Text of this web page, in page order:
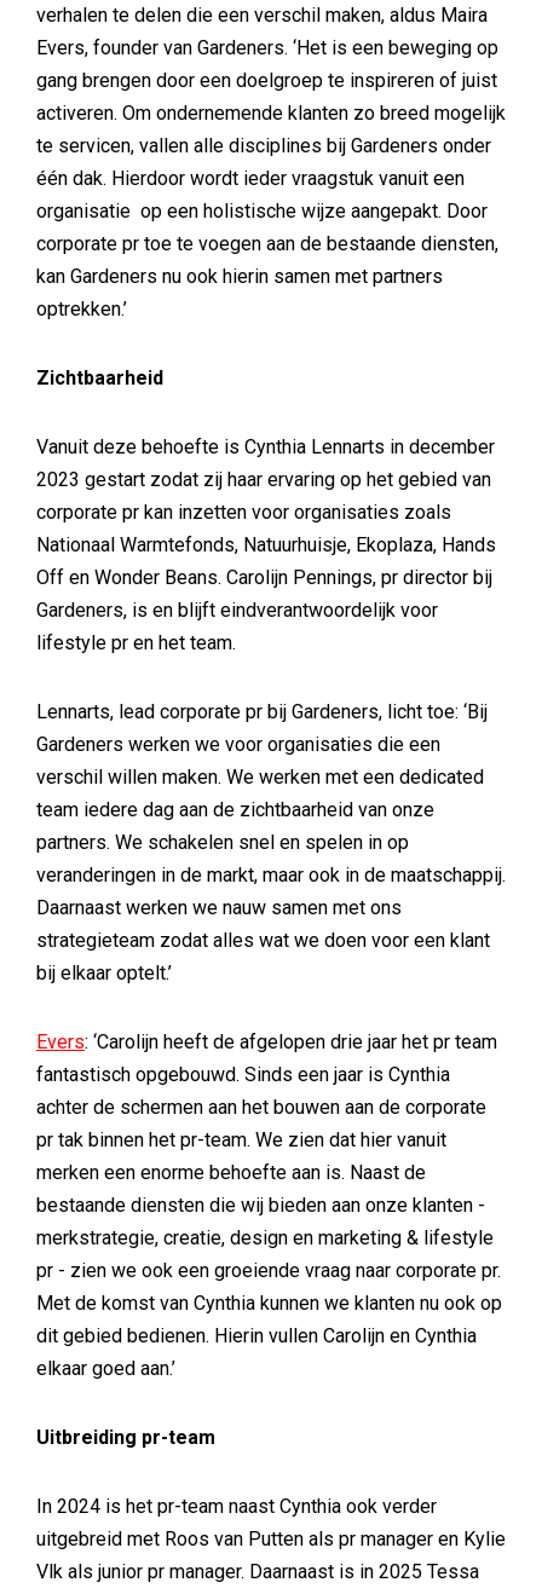
verhalen te delen die een verschil maken, aldus Maira
Evers, founder van Gardeners. ‘Het is een beweging op
gang brengen door een doelgroep te inspireren of juist
activeren. Om ondernemende klanten zo breed mogelijk
te servicen, vallen alle disciplines bij Gardeners onder
één dak. Hierdoor wordt ieder vraagstuk vanuit een
organisatie op een holistische wijze aangepakt. Door
corporate pr toe te voegen aan de bestaande diensten,
kan Gardeners nu ook hierin samen met partners
optrekken.’
Zichtbaarheid
Vanuit deze behoefte is Cynthia Lennarts in december
2023 gestart zodat zij haar ervaring op het gebied van
corporate pr kan inzetten voor organisaties zoals
Nationaal Warmtefonds, Natuurhuisje, Ekoplaza, Hands
Off en Wonder Beans. Carolijn Pennings, pr director bij
Gardeners, is en blijft eindverantwoordelijk voor
lifestyle pr en het team.
Lennarts, lead corporate pr bij Gardeners, licht toe: ‘Bij
Gardeners werken we voor organisaties die een
verschil willen maken. We werken met een dedicated
team iedere dag aan de zichtbaarheid van onze
partners. We schakelen snel en spelen in op
veranderingen in de markt, maar ook in de maatschappij.
Daarnaast werken we nauw samen met ons
strategieteam zodat alles wat we doen voor een klant
bij elkaar optelt.’
Evers: ‘Carolijn heeft de afgelopen drie jaar het pr team
fantastisch opgebouwd. Sinds een jaar is Cynthia
achter de schermen aan het bouwen aan de corporate
pr tak binnen het pr-team. We zien dat hier vanuit
merken een enorme behoefte aan is. Naast de
bestaande diensten die wij bieden aan onze klanten -
merkstrategie, creatie, design en marketing & lifestyle
pr - zien we ook een groeiende vraag naar corporate pr.
Met de komst van Cynthia kunnen we klanten nu ook op
dit gebied bedienen. Hierin vullen Carolijn en Cynthia
elkaar goed aan.’
Uitbreiding pr-team
In 2024 is het pr-team naast Cynthia ook verder
uitgebreid met Roos van Putten als pr manager en Kylie
Vlk als junior pr manager. Daarnaast is in 2025 Tessa